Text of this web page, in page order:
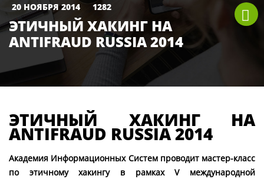
20 НОЯБРЯ 2014 1282
ЭТИЧНЫЙ ХАКИНГ НА
ANTIFRAUD RUSSIA 2014
ЭТИЧНЫЙ ХАКИНГ НА
ANTIFRAUD RUSSIA 2014
Академия Информационных Систем проводит мастер-класс
по этичному хакингу в рамкахVмеждународной